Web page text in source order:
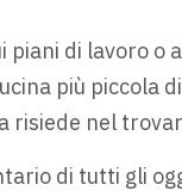
di lavoro o
più piccola
risiede nel
di tutti gli